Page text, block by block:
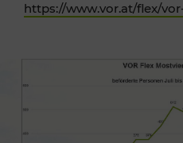
https://www.vor.at/flex/